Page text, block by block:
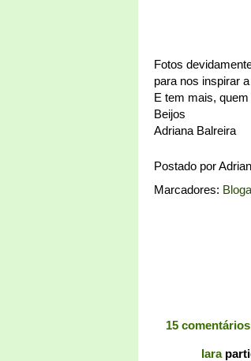
Fotos
para nos inspirar
E tem mais,
Beijos
Adriana Balreira
Postado por
Marcadores:
15
Iara